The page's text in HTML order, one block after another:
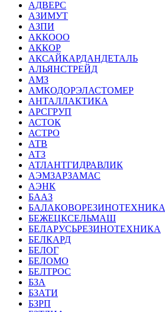
АДВЕРС
АЗИМУТ
АЗПИ
АККООО
АККОР
АКСАЙКАРДАНДЕТАЛЬ
АЛЬЯНСТРЕЙД
АМЗ
АМКОДОРЭЛАСТОМЕР
АНТАЛЛАКТИКА
АРСГРУП
АСТОК
АСТРО
АТВ
АТЗ
АТЛАНТГИДРАВЛИК
АЭМЗАРЗАМАС
АЭНК
БААЗ
БАЛАКОВОРЕЗИНОТЕХНИКА
БЕЖЕЦКСЕЛЬМАШ
БЕЛАРУСЬРЕЗИНОТЕХНИКА
БЕЛКАРД
БЕЛОГ
БЕЛОМО
БЕЛТРОС
БЗА
БЗАТИ
БЗРП